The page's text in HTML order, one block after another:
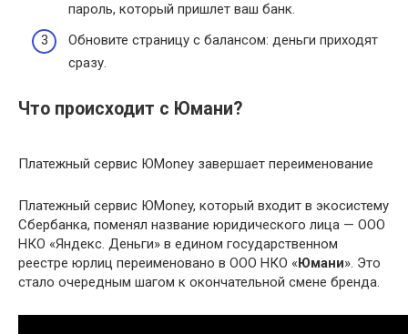
пароль, который пришлет ваш банк.
Обновите страницу с балансом: деньги приходят
сразу.
Что происходит с Юмани?
Платежный сервис ЮMoney завершает переименование
Платежный сервис ЮMoney, который входит в экосистему
Сбербанка, поменял название юридического лица — ООО
НКО «Яндекс. Деньги» в едином государственном
реестре юрлиц переименовано в ООО НКО «Юмани». Это
стало очередным шагом к окончательной смене бренда.